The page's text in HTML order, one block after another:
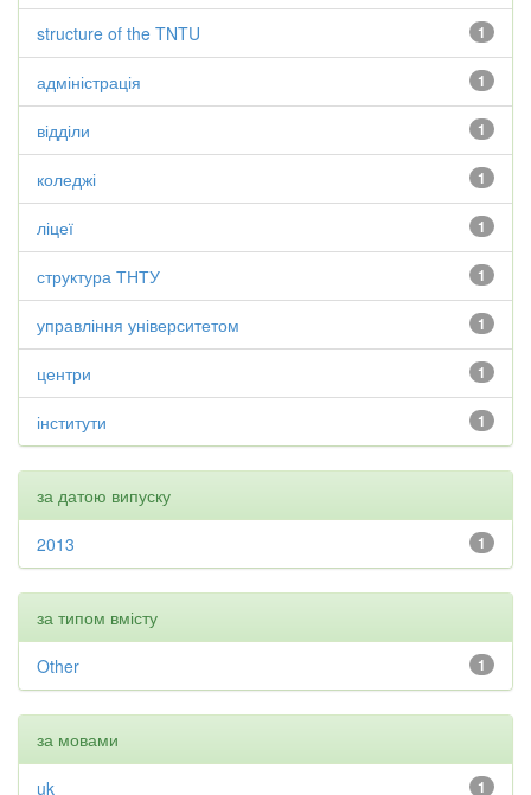
1
structure of the TNTU
1
адміністрація
1
відділи
1
коледжі
1
ліцеї
1
структура ТНТУ
1
управління університетом
1
центри
1
інститути
за датою випуску
1
2013
за типом вмісту
1
Other
за мовами
1
uk